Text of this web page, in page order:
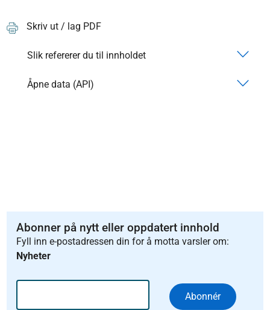
Skriv ut / lag PDF
Slik refererer du til innholdet
Åpne data (API)
Abonner på nytt eller oppdatert innhold
Fyll inn e-postadressen din for å motta varsler om:
Nyheter
Abonnér